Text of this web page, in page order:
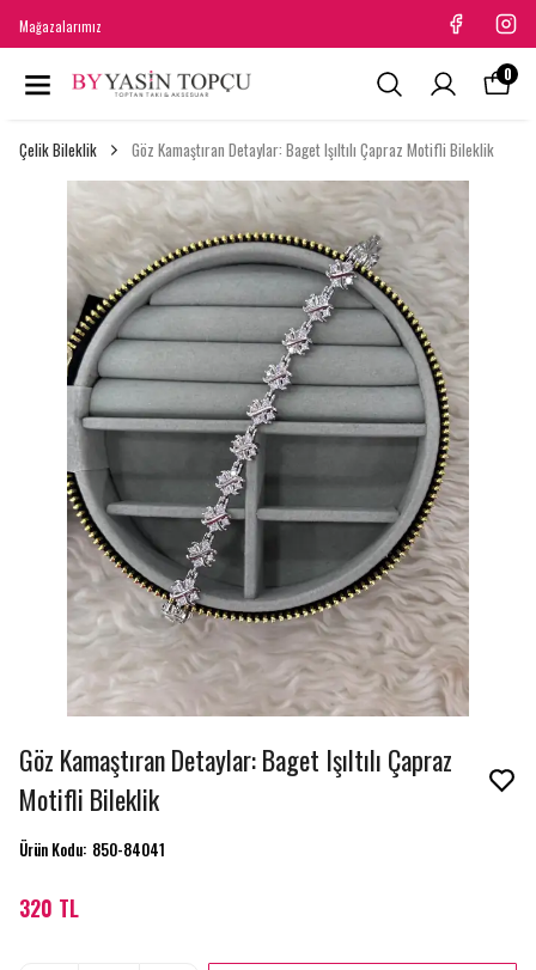
Mağazalarımız
0
Çelik Bileklik Göz Kamaştıran Detaylar: Baget Işıltılı Çapraz Motifli Bileklik
Göz Kamaştıran Detaylar: Baget Işıltılı Çapraz
Motifli Bileklik
Ürün Kodu: 850-84041
320 TL